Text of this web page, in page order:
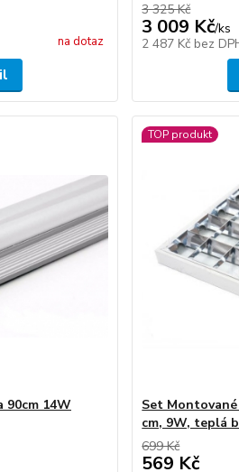
na dotaz
3 325 Kč
3 009 Kč/ks
2 487 Kč bez
90cm 14W
TOP produkt
Set
cm, 9W, teplá
699 Kč
569 Kč